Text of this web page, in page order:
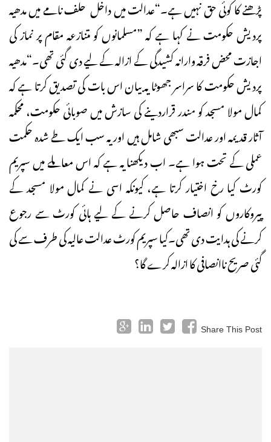
پڑھنے کا کوئی حق نہیں ہے۔“عدالت میں داخل حلف نامے میں مدھیہ
پردیش حکومت نے کہا ہے کہ ”مسلمانوں کو متنازعہ مقام پر نماز کی
اجازت محض فرقہ وارانہ کشیدگی کے ازالہ کے لیے دی گئی تھی۔“مدھیہ
پردیش حکومت کا سراسر جھوٹا یہ بیان اس بات کی تصدیق کرتا ہے کہ
کمال مولا مسجد کو مندر قراردینے کی سازش میں صوبائی حکومت، محکمہ
آثار قدیمہ اور عدالت سبھی شامل ہیں اور یہ سب ایک طے شدہ حکمت
عملی کے تحت ہوا ہے۔ اب دیکھنا یہ ہے کہ اس معاملے میں سپریم
کورٹ کیا رخ اختیار کرتا ہے، کیونکہ اسی نے کمال مولا مسجد کے
پیروکاروں کو انصاف حاصل کرنے کے لیے ہائی کورٹ سے رجوع
کرنے کی ہدایت دی تھی۔کیا سپریم کورٹ عدالت عالیہ کی طرف سے کی
گئی صریح ناانصافی کا ازالہ کرے گا؟
Share This Post